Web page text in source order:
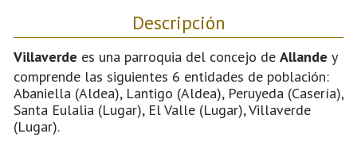
Descripción
Villaverde es una parroquia del concejo de Allande y
comprende las siguientes 6 entidades de población:
Abaniella (Aldea), Lantigo (Aldea), Peruyeda (Casería),
Santa Eulalia (Lugar), El Valle (Lugar), Villaverde
(Lugar).